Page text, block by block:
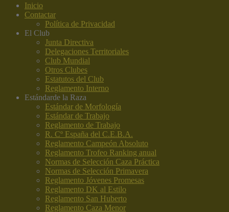
Inicio
Contactar
Política de Privacidad
El Club
Junta Directiva
Delegaciones Territoriales
Club Mundial
Otros Clubes
Estatutos del Club
Reglamento Interno
Estándarde la Raza
Estándar de Morfología
Estándar de Trabajo
Reglamento de Trabajo
R. Cº España del C.E.B.A.
Reglamento Campeón Absoluto
Reglamento Trofeo Ranking anual
Normas de Selección Caza Práctica
Normas de Selección Primavera
Reglamento Jóvenes Promesas
Reglamento DK al Estilo
Reglamento San Huberto
Reglamento Caza Menor